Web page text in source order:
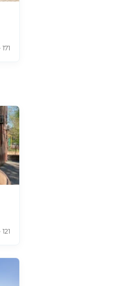
171
121